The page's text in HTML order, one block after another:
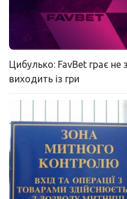
Цибулько: FavBet грає
виходить із гри